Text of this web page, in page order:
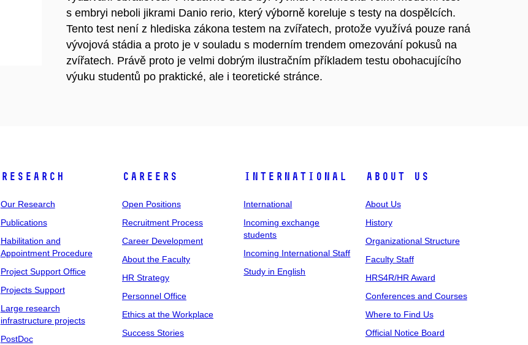
s embryi neboli jikrami Danio rerio, který výborně koreluje s testy na dospělcích.
Tento test není z hlediska zákona testem na zvířatech, protože využívá pouze raná
vývojová stádia a proto je v souladu s moderním trendem omezování pokusů na
zvířatech. Právě proto je velmi dobrým ilustračním příkladem testu obohacujícího
výuku studentů po praktické, ale i teoretické stránce.
Research
Our Research
Publications
Habilitation and
Appointment Procedure
Project Support Office
Projects Support
Large research
infrastructure projects
PostDoc
Careers
Open Positions
Recruitment Process
Career Development
About the Faculty
HR Strategy
Personnel Office
Ethics at the Workplace
Success Stories
International
International
Incoming exchange
students
Incoming International Staff
Study in English
About Us
About Us
History
Organizational Structure
Faculty Staff
HRS4R/HR Award
Conferences and Courses
Where to Find Us
Official Notice Board